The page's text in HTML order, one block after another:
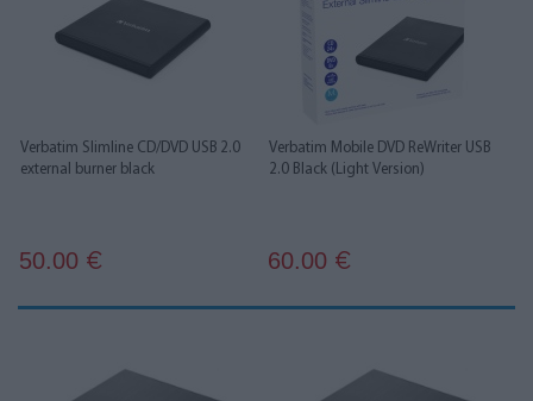
Verbatim Slimline CD/DVD USB 2.0
external burner black
50.00 €
Verbatim Mobile DVD ReWriter USB
2.0 Black (Light Version)
60.00 €